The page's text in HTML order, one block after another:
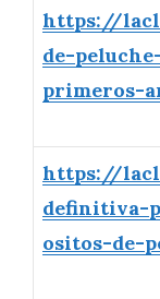
https://
de-
primeros-
https://
definitiva-
ositos-de-